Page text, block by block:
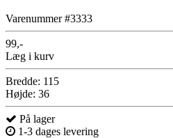
Varenummer #3333
99,-
Læg i kurv
Bredde: 115
Højde: 36
På lager
1-3 dages levering